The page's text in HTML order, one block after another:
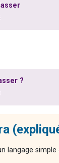
?
langage